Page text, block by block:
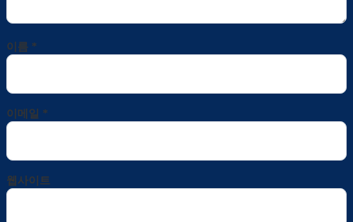
이름 *
이메일 *
웹사이트